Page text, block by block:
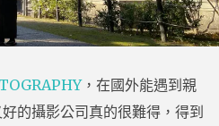
，在國外能遇到親
的攝影公司真的很難得，得到